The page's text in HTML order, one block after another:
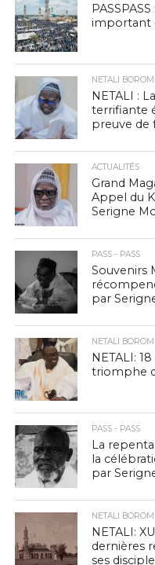
important
NETALI
NETALI :
terrifiante
preuve de
ACTUALITÉS
Grand
Appel du
Serigne
PASS - PASS
Souvenirs
par
NETALI
NETALI:
triomphe
PASS - PASS
La
la
par
NETALI
NETALI:
dernières
ses